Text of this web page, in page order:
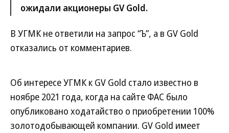
ожидали акционеры GV Gold.
В УГМК не ответили на запрос “Ъ”, а в GV Gold
отказались от комментариев.
Об интересе УГМК к GV Gold стало известно в
ноябре 2021 года, когда на сайте ФАС было
опубликовано ходатайство о приобретении 100%
золотодобывающей компании. GV Gold имеет